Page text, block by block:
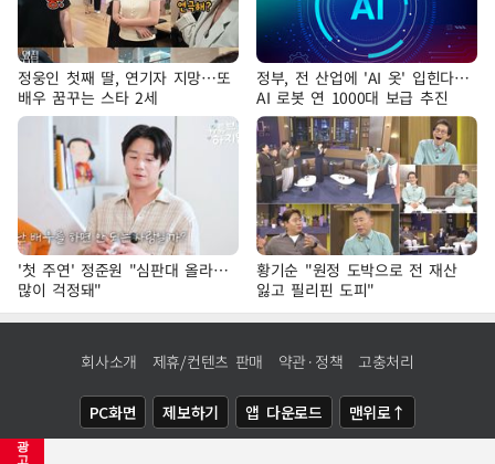
광
고
정웅인 첫째 딸, 연기자 지망…또
배우 꿈꾸는 스타 2세
정부, 전 산업에 'AI 옷' 입힌다…
AI 로봇 연 1000대 보급 추진
'첫 주연' 정준원 "심판대 올라…
많이 걱정돼"
황기순 "원정 도박으로 전 재산
잃고 필리핀 도피"
회사소개 제휴/컨텐츠 판매 약관·정책 고충처리
PC화면 제보하기 앱 다운로드 맨위로↑